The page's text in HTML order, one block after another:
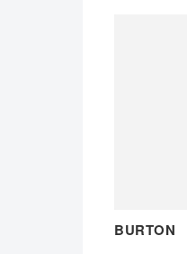
BURTON